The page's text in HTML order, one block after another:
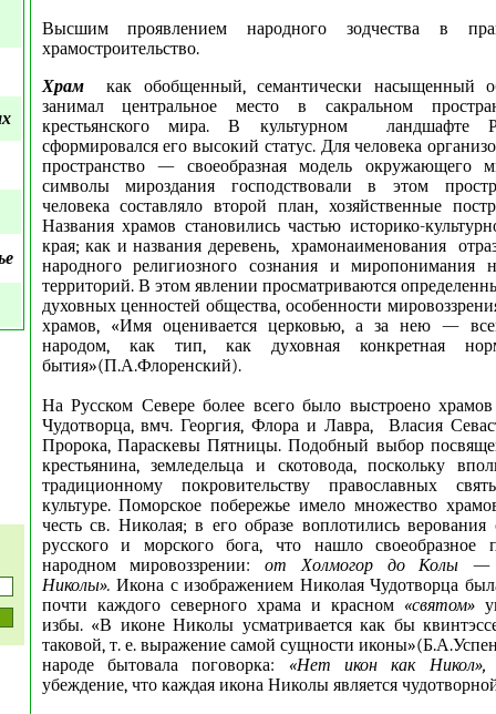
Высшим проявлением народного зодчества в
храмостроительство.
Храмкак обобщенный, семантически насыщенный
занимал центральное место в сакральном
крестьянского мира. В культурном ландшафте
сформировался его высокий статус. Для человека
пространство — своеобразная модель окружающего
символы мироздания господствовали в этом
человека составляло второй план, хозяйственные
Названия храмов становились частью историко-
края; как и названия деревень, храмонаименования
народного религиозного сознания и миропонимания
территорий. В этом явлении просматриваются
духовных ценностей общества, особенности
храмов, «Имя оценивается церковью, а за нею —
народом, как тип, как духовная конкретная
бытия»(П.А.Флоренский).
На Русском Севере более всего было выстроено
Чудотворца, вмч. Георгия, Флора и Лавра, Власия
Пророка, Параскевы Пятницы. Подобный выбор
крестьянина, земледельца и скотовода, поскольку
традиционному покровительству православных
культуре. Поморское побережье имело множество
честь св. Николая; в его образе воплотились верования
русского и морского бога, что нашло своеобразное
народном мировоззрении: от Холмогор до Колы
Николы».Икона с изображением Николая Чудотворца
почти каждого северного храма и красном «святом»
избы. «В иконе Николы усматривается как бы
таковой, т. е. выражение самой сущности
народе бытовала поговорка: «Нет икон как
убеждение, что каждая икона Николы является